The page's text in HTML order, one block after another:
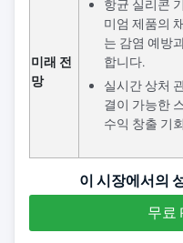
미래 전
망
항균 실리콘
미엄 제품의
는 감염 예방
합니다.
실시간 상처
결이 가능한
수익 창출 기
이 시장에서의
무료